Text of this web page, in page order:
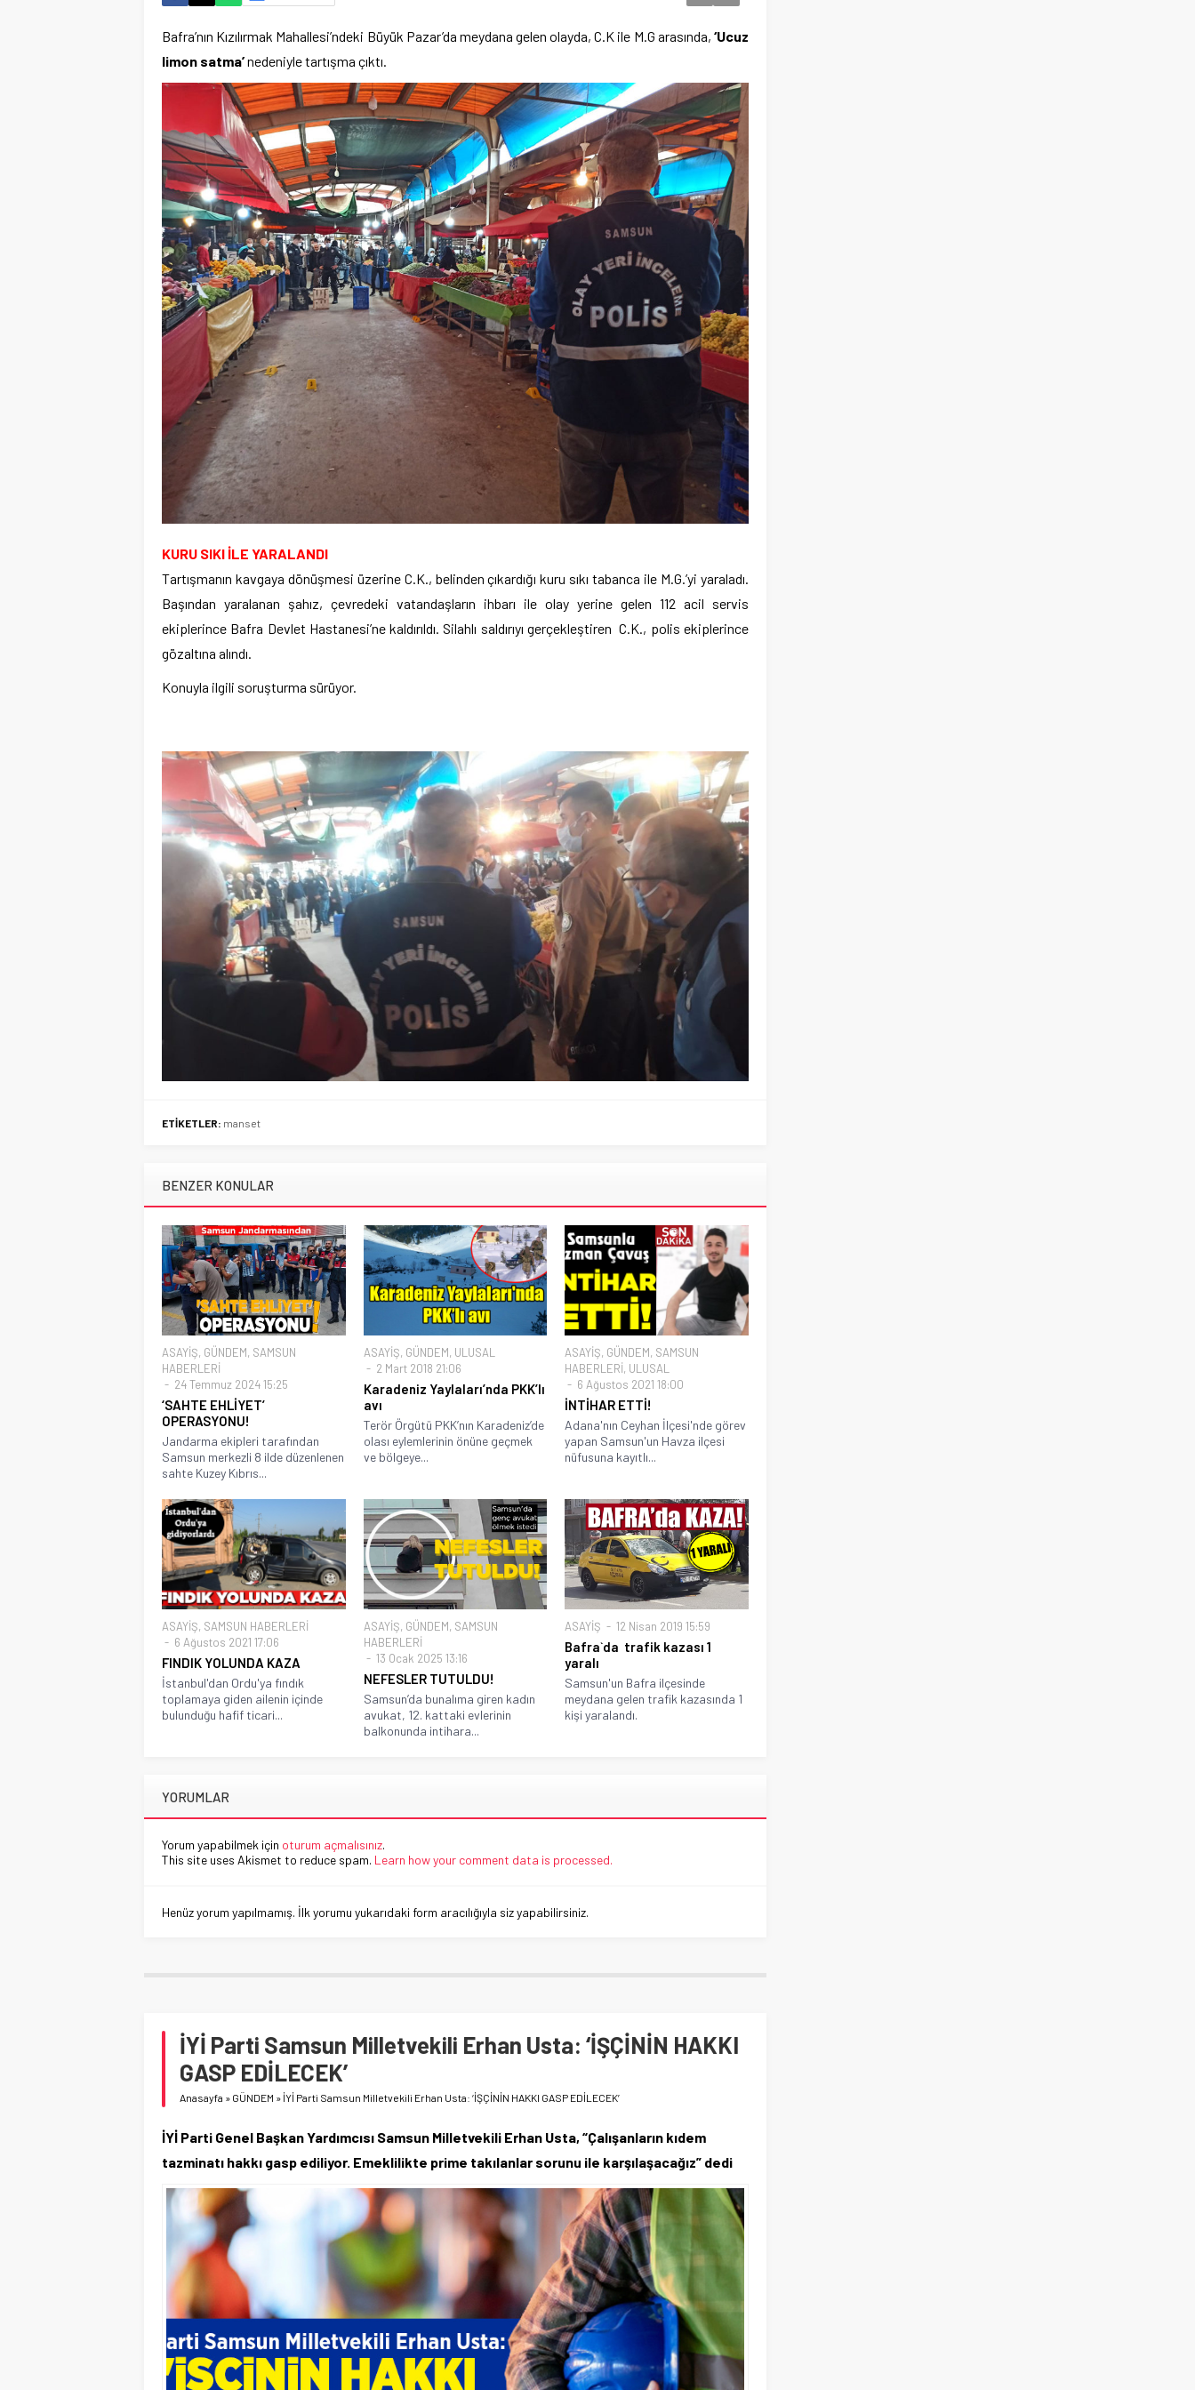
Bafra’nın Kızılırmak Mahallesi’ndeki Büyük Pazar’da meydana gelen olayda, C.K ile M.G arasında, ‘Ucuz
limon satma’nedeniyle tartışma çıktı.
KURU SIKI İLE YARALANDI
Tartışmanın kavgaya dönüşmesi üzerine C.K., belinden çıkardığı kuru sıkı tabanca ile M.G.’yi yaraladı.
Başından yaralanan şahız, çevredeki vatandaşların ihbarı ile olay yerine gelen 112 acil servis
ekiplerince Bafra Devlet Hastanesi’ne kaldırıldı. Silahlı saldırıyı gerçekleştiren C.K., polis ekiplerince
gözaltına alındı.
Konuyla ilgili soruşturma sürüyor.
ETİKETLER: manset
BENZER KONULAR
ASAYİŞ, GÜNDEM, SAMSUN
HABERLERİ
24 Temmuz 2024 15:25
‘SAHTE EHLİYET’
OPERASYONU!
Jandarma ekipleri tarafından
Samsun merkezli 8 ilde düzenlenen
sahte Kuzey Kıbrıs...
ASAYİŞ, GÜNDEM, ULUSAL
2 Mart 2018 21:06
Karadeniz Yaylaları’nda PKK’lı
avı
Terör Örgütü PKK’nın Karadeniz’de
olası eylemlerinin önüne geçmek
ve bölgeye...
ASAYİŞ, GÜNDEM, SAMSUN
HABERLERİ, ULUSAL
6 Ağustos 2021 18:00
İNTİHAR ETTİ!
Adana'nın Ceyhan İlçesi'nde görev
yapan Samsun'un Havza ilçesi
nüfusuna kayıtlı...
ASAYİŞ, SAMSUN HABERLERİ
6 Ağustos 2021 17:06
FINDIK YOLUNDA KAZA
İstanbul'dan Ordu'ya fındık
toplamaya giden ailenin içinde
bulunduğu hafif ticari...
ASAYİŞ, GÜNDEM, SAMSUN
HABERLERİ
13 Ocak 2025 13:16
NEFESLER TUTULDU!
Samsun’da bunalıma giren kadın
avukat, 12. kattaki evlerinin
balkonunda intihara...
ASAYİŞ 12 Nisan 2019 15:59
Bafra`da trafik kazası 1
yaralı
Samsun'un Bafra ilçesinde
meydana gelen trafik kazasında 1
kişi yaralandı.
YORUMLAR
Yorum yapabilmek için oturum açmalısınız.
This site uses Akismet to reduce spam. Learn how your comment data is processed.
Henüz yorum yapılmamış. İlk yorumu yukarıdaki form aracılığıyla siz yapabilirsiniz.
İYİ Parti Samsun Milletvekili Erhan Usta: ‘İŞÇİNİN HAKKI
GASP EDİLECEK’
Anasayfa » GÜNDEM » İYİ Parti Samsun Milletvekili Erhan Usta: ‘İŞÇİNİN HAKKI GASP EDİLECEK’
İYİ Parti Genel Başkan Yardımcısı Samsun Milletvekili Erhan Usta, “Çalışanların kıdem
tazminatı hakkı gasp ediliyor. Emeklilikte prime takılanlar sorunu ile karşılaşacağız” dedi